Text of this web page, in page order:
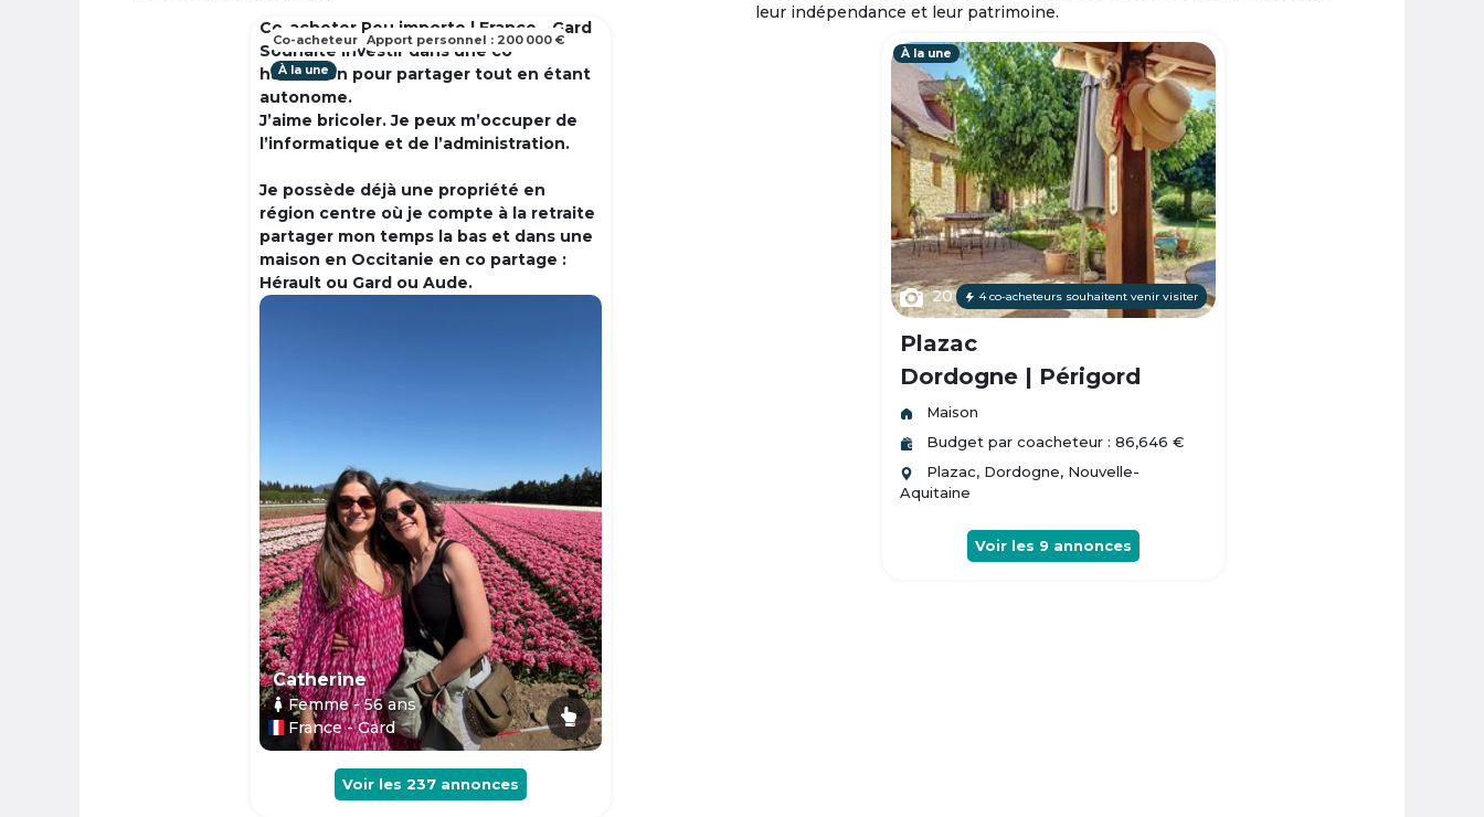
Co-acheter Peu importe | France - Gard
Souhaite investir dans une co
habitation pour partager tout en étant
autonome.
J’aime bricoler. Je peux m’occuper de
l’informatique et de l’administration.
Je possède déjà une propriété en
région centre où je compte à la retraite
partager mon temps la bas et dans une
maison en Occitanie en co partage :
Hérault ou Gard ou Aude.
À la une
Catherine
Femme- 56ans
France - Gard
Co-acheteur Apport personnel : 200 000 €
Voir les 237 annonces
leur indépendance et leur patrimoine.
À la une
20 4 co-acheteurs souhaitent venir visiter
Plazac
Dordogne | Périgord
Maison
Budget par coacheteur : 86,646 €
Plazac, Dordogne, Nouvelle-
Aquitaine
Voir les 9 annonces